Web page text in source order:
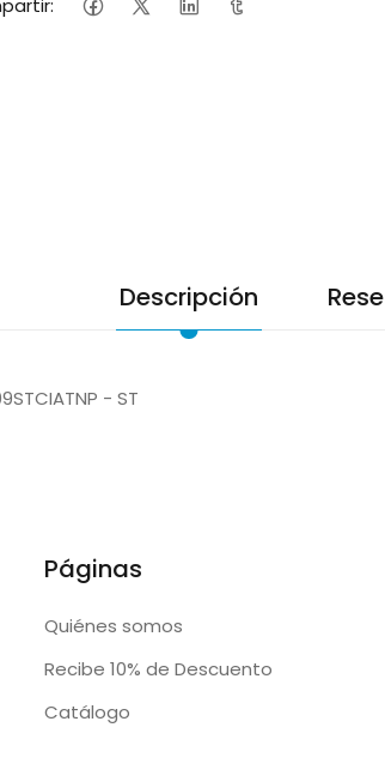
Descripción
- ST
Páginas
Quiénes somos
Recibe 10% de Descuento
Catálogo